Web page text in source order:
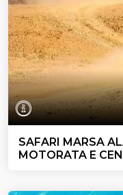
SAFARI MARSA
MOTORATA E